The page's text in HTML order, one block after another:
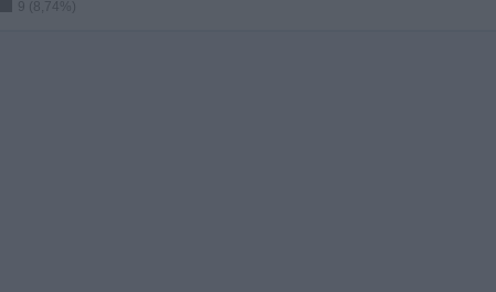
9 (8,74%)